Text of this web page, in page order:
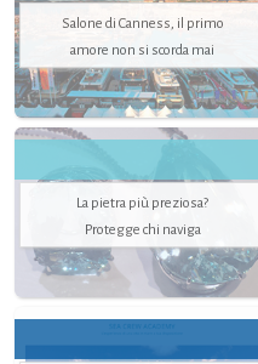
Salone di Canness, il primo
amore non si scorda mai
La pietra più preziosa?
Protegge chi naviga